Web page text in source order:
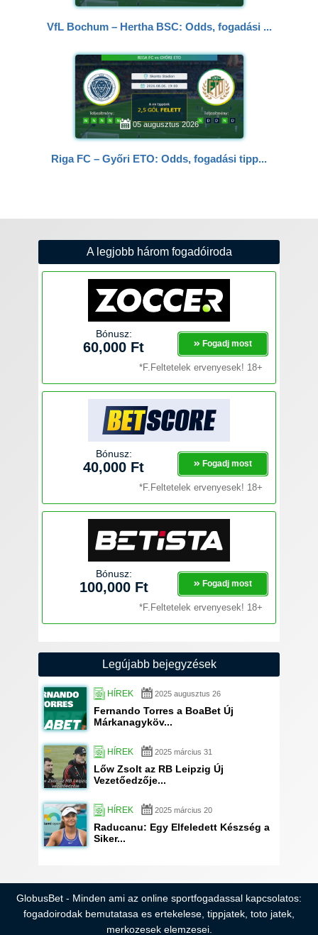
VfL Bochum – Hertha BSC: Odds, fogadási ...
05 augusztus 2026
Riga FC – Győri ETO: Odds, fogadási tipp...
A legjobb három fogadóiroda
Bónusz:
60,000 Ft Fogadj most
*F.Feltetelek ervenyesek! 18+
Bónusz:
40,000 Ft Fogadj most
*F.Feltetelek ervenyesek! 18+
Bónusz:
100,000 Ft Fogadj most
*F.Feltetelek ervenyesek! 18+
Legújabb bejegyzések
HÍREK 2025 augusztus 26
Fernando Torres a BoaBet Új
Márkanagyköv...
HÍREK 2025 március 31
Lőw Zsolt az RB Leipzig Új
Vezetőedzője...
HÍREK 2025 március 20
Raducanu: Egy Elfeledett Készség a
Siker...
GlobusBet - Minden ami az online sportfogadassal kapcsolatos:
fogadoirodak bemutatasa es ertekelese, tippjatek, toto jatek,
merkozesek elemzesei.